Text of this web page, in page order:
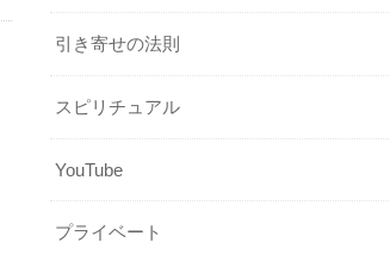
引き寄せの法則
スピリチュアル
YouTube
プライベート